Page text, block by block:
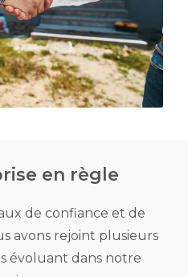
en règle
de confiance et de
avons rejoint plusieurs
évoluant dans notre